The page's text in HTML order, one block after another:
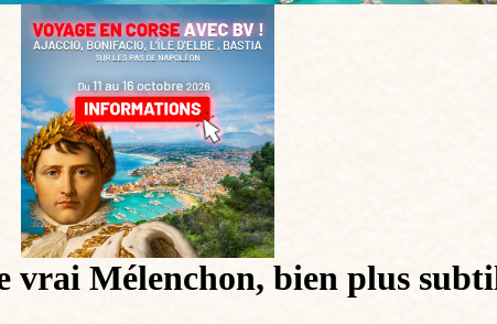
vrai Mélenchon, bien plus